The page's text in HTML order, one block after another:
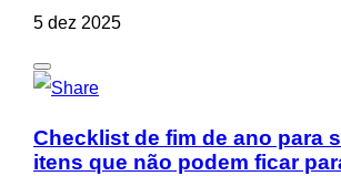
5 dez 2025
Checklist de fim de ano para
itens que não podem ficar